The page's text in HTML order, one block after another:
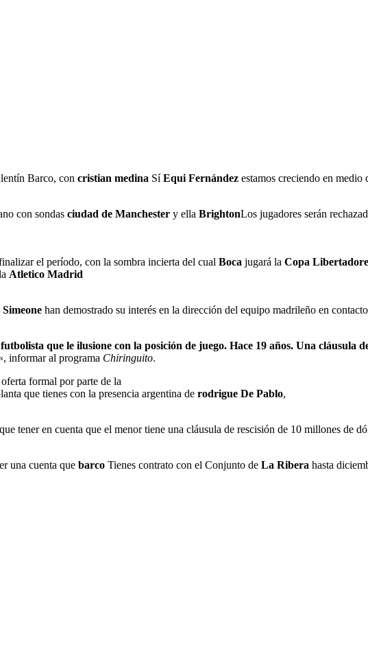
Barco, con cristian medina SíEqui Fernández estamos creciendo en medio
con sondas ciudad de Manchester y ella BrightonLos jugadores serán
el período, con la sombra incierta del cual Boca jugará la Copa
Atletico Madrid
han demostrado su interés en la dirección del equipo madrileño en
que le ilusione con la posición de juego. Hace 19 años. Una cláusula
informar al programa Chiringuito.
formal por parte de la
que tienes con la presencia argentina de rodrigue De Pablo,
tener en cuenta que el menor tiene una cláusula de rescisión de 10 millones de
una cuenta que barco Tienes contrato con el Conjunto de La Ribera hasta